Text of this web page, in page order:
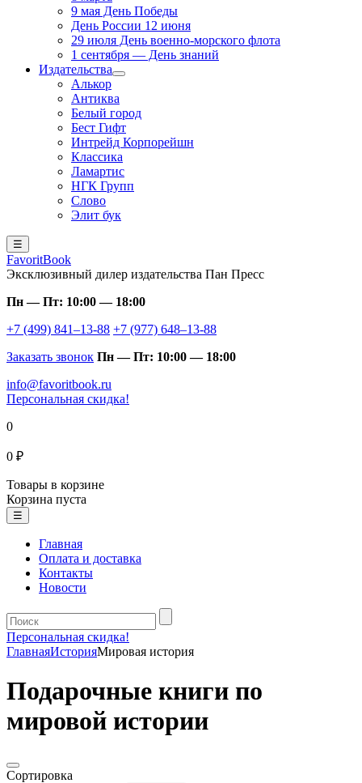
9 мая День Победы
День России 12 июня
29 июля День военно-морского флота
1 сентября — День знаний
Издательства
Алькор
Антиква
Белый город
Бест Гифт
Интрейд Корпорейшн
Классика
Ламартис
НГК Групп
Слово
Элит бук
☰
FavoritBook
Эксклюзивный дилер издательства Пан Пресс
Пн — Пт: 10:00 — 18:00
+7 (499) 841–13-88 +7 (977) 648–13-88
Заказать звонок Пн — Пт: 10:00 — 18:00
info@favoritbook.ru
Персональная скидка!
0
0 ₽
Товары в корзине
Корзина пуста
☰
Главная
Оплата и доставка
Контакты
Новости
Персональная скидка!
ГлавнаяИсторияМировая история
Подарочные книги по
мировой истории
Сортировка